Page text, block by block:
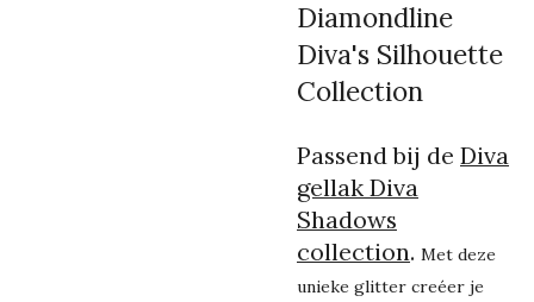
Diamondline
Diva's Silhouette
Collection
Passend bij de Diva
gellak Diva
Shadows
collection. Met deze
unieke glitter creéer je